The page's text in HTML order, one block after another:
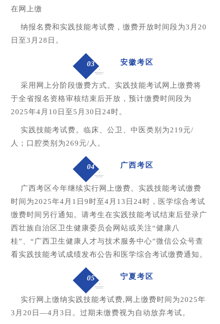
在网上缴
纳报名费和实践技能考试费，缴费开放时间段为3月20
日至3月28日。
03 安徽考区
采用网上分阶段缴费方式。实践技能考试网上缴费将
于全省报名资格审核结束后开放，预计缴费时间段为
2025年4月10日至5月30日24时。
实践技能考试费。临床、公卫、中医类别为219元/
人；口腔类别为269元/人。
04 广西考区
广西考区今年继续实行网上缴费。实践技能考试缴费
时间为2025年4月1日9时至4月13日24时，医学综合考试
缴费时间另行通知。请考生在实践技能考试结束后登录广
西壮族自治区卫生健康委员会网站或关注“健康八
桂”、“广西卫生健康人才与技术服务中心”微信公众号查
看实践技能考试成绩发布公告和医学综合考试缴费通知。
05 宁夏考区
实行网上缴纳实践技能考试费,网上缴费时间为2025年
3月20日—4月3日。过期未缴费视为自动放弃考试。